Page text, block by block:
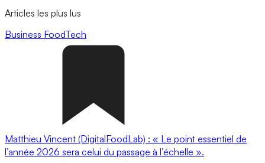
Articles les plus lus
Business FoodTech
Matthieu Vincent (DigitalFoodLab) : « Le point essentiel de
l’année 2026 sera celui du passage à l’échelle ».